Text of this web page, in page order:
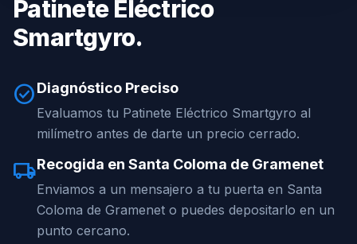
Patinete Eléctrico
Smartgyro.
check_circleDiagnóstico Preciso
Evaluamos tu Patinete Eléctrico Smartgyro al
milímetro antes de darte un precio cerrado.
local_shippingRecogida en Santa Coloma de Gramenet
Enviamos a un mensajero a tu puerta en Santa
Coloma de Gramenet o puedes depositarlo en un
punto cercano.